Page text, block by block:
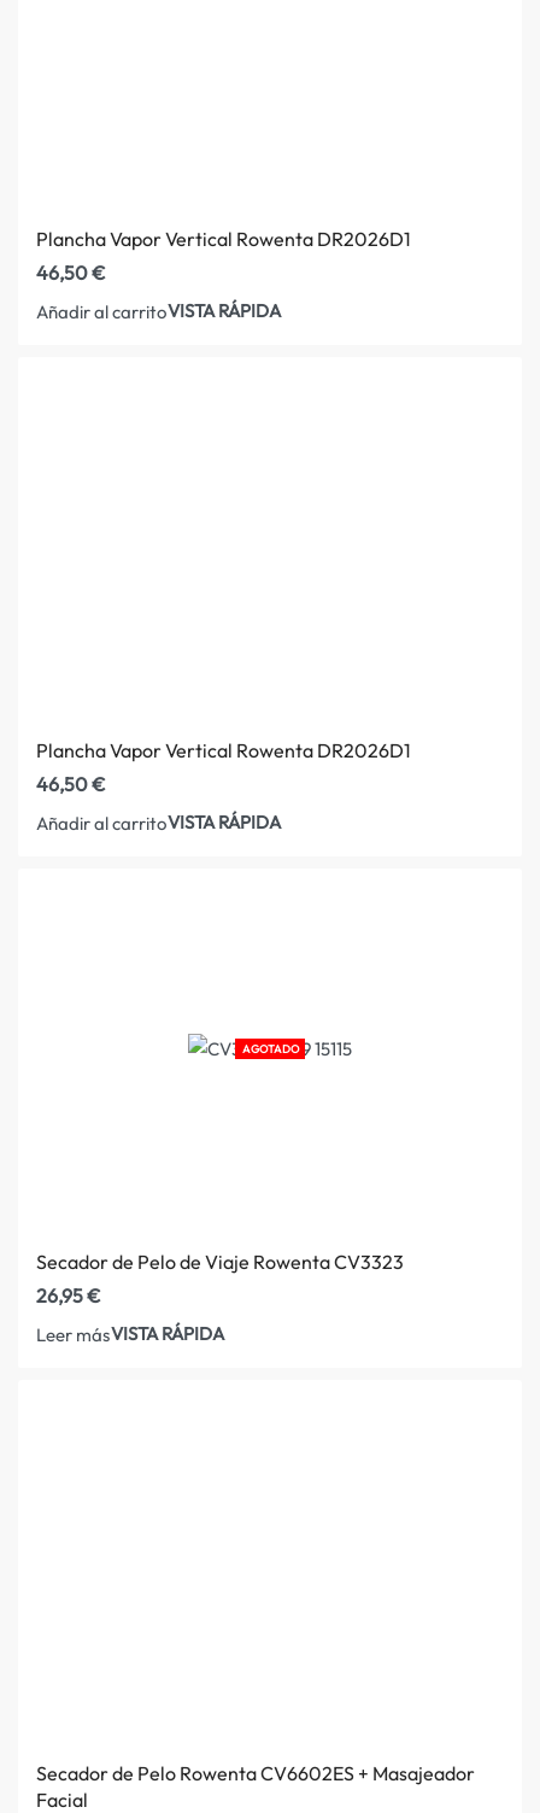
Plancha Vapor Vertical Rowenta DR2026D1
46,50€
Añadir al carritoVISTA RÁPIDA
Plancha Vapor Vertical Rowenta DR2026D1
46,50€
Añadir al carritoVISTA RÁPIDA
AGOTADO
Secador de Pelo de Viaje Rowenta CV3323
26,95€
Leer másVISTA RÁPIDA
Secador de Pelo Rowenta CV6602ES + Masajeador
Facial